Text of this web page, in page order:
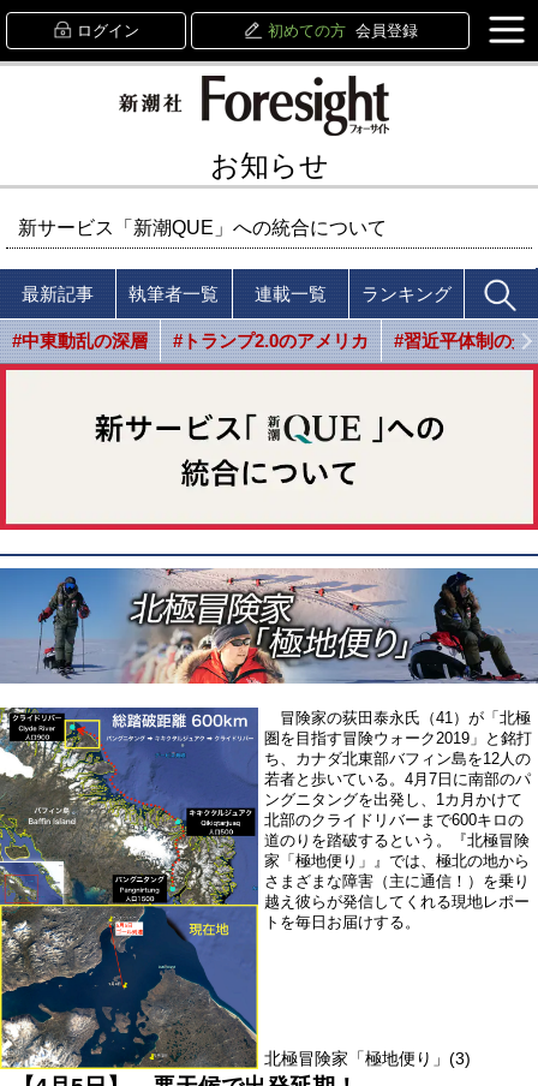
ログイン 初めての方 会員登録
お知らせ
新サービス「新潮QUE」への統合について
最新記事 執筆者一覧 連載一覧 ランキング
#中東動乱の深層 #トランプ2.0のアメリカ #習近平体制の光
冒険家の荻田泰永氏（41）が 「北極
圏を目指す冒険ウォーク2019」 と銘打
ち、カナダ北東部バフィン島を12人の
若者と歩いている。4月7日に南部のパ
ングニタングを出発し、1カ月かけて
北部のクライドリバーまで600キロの
道のりを踏破するという。『北極冒険
家「極地便り」』では、極北の地から
さまざまな障害（主に通信！）を乗り
越え彼らが発信してくれる現地レポー
トを毎日お届けする。
北極冒険家「極地便り」(3)